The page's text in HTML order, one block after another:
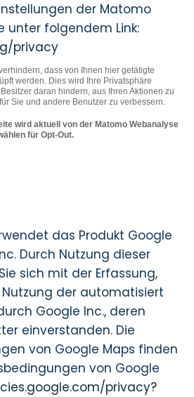
der Matomo
unter folgendem Link:
privacy
das Produkt Google
Durch Nutzung dieser
sich mit der Erfassung,
der automatisiert
Google Inc., deren
einverstanden. Die
von Google Maps finden
von Google
privacy?